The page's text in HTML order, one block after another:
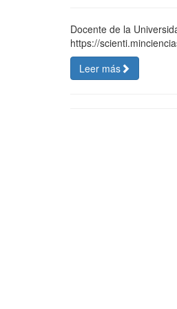
Docente de la
https://
Leer más